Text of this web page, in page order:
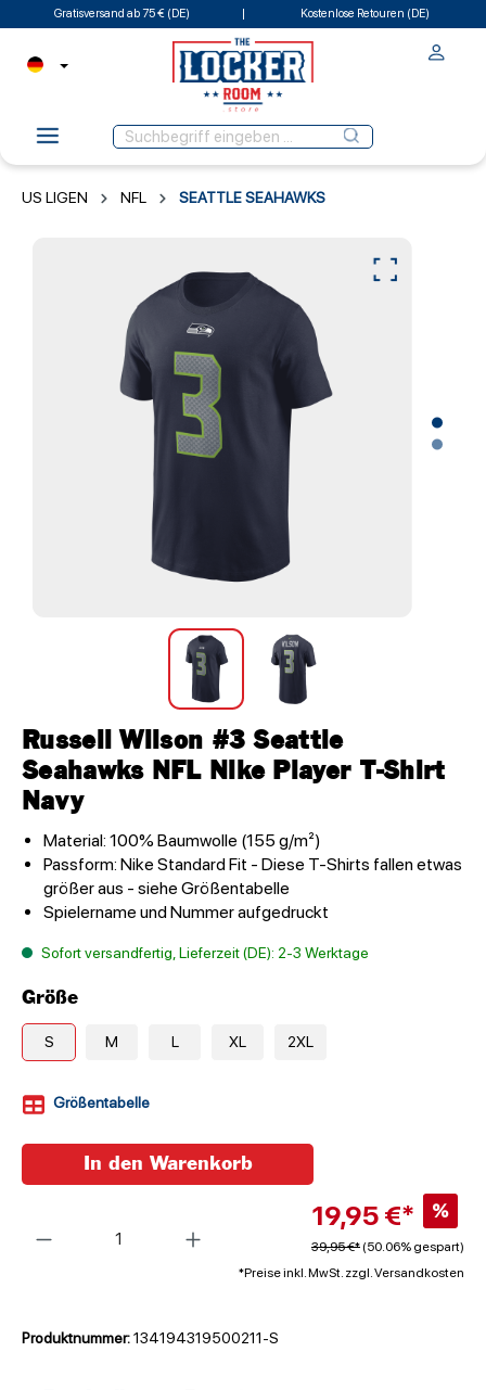
Gratisversand ab 75 € (DE) Kostenlose Retouren (DE)
US LIGEN NFL SEATTLE SEAHAWKS
Russell Wilson #3 Seattle
Seahawks NFL Nike Player T-Shirt
Navy
Material: 100% Baumwolle (155 g/m²)
Passform: Nike Standard Fit - Diese T-Shirts fallen etwas
größer aus - siehe Größentabelle
Spielername und Nummer aufgedruckt
Sofort versandfertig, Lieferzeit (DE): 2-3 Werktage
Größe
S M L XL 2XL
Größentabelle
19,95 €* %
39,95 €* (50.06% gespart)
*Preise inkl. MwSt. zzgl. Versandkosten
In den Warenkorb
Produktnummer:134194319500211-S